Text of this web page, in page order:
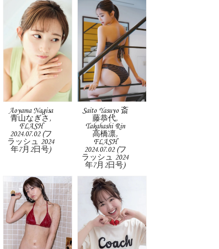
Aoyama Nagisa
青山なぎさ,
FLASH
2024.07.02 (フ
ラッシュ 2024
年7月2日号)
Saito Yasuyo 斎
藤恭代,
Takahashi Rin
高橋凛,
FLASH
2024.07.02 (フ
ラッシュ 2024
年7月2日号)